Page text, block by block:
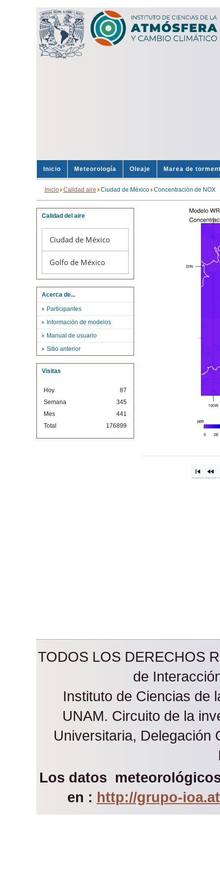
Inicio Meteorología Oleaje Marea de
Sondeos Alertas
Inicio Calidad aire Ciudad de México Concentración de NOX
Calidad del aire
Ciudad de México
Golfo de México
Acerca de...
Participantes
Información de modelos
Manual de usuario
Sitio anterior
Visitas
Hoy
87
Semana
345
Mes
441
Total
176899
TODOS LOS DERECHOS
de
Instituto de Ciencias de
UNAM. Circuito de la
Universitaria, Delegación
Los datos
en : http://grupo-